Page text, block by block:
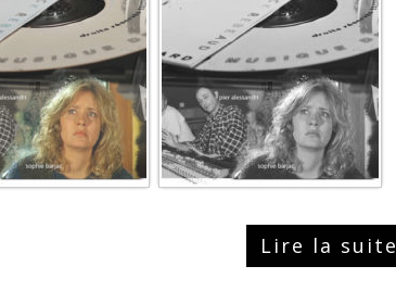
Lire la suite